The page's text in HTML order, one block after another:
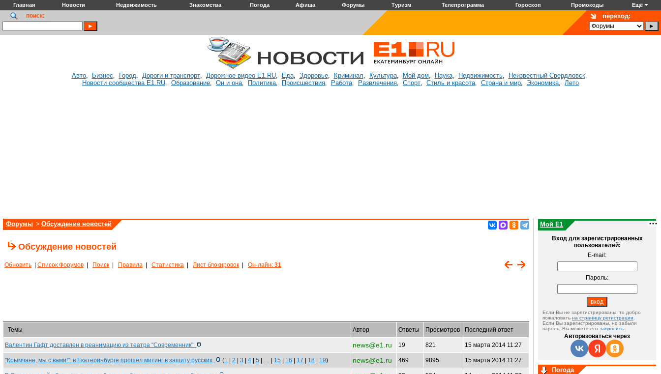
Главная Новости Недвижимость Знакомства Погода Афиша Форумы Туризм Телепрограмма Гороскоп Промокоды Ещё
поиск: переход:
Авто, Бизнес, Город, Дороги и транспорт, Дорожное видео E1.RU, Еда, Здоровье, Криминал, Культура, Мой дом, Наука, Недвижимость, Неизвестный Свердловск,
Новости сообщества E1.RU, Образование, Он и она, Политика, Происшествия, Работа, Развлечения, Спорт, Стиль и красота, Страна и мир, Экономика, Лето
Форумы > Обсуждение новостей
Обсуждение новостей
Обновить Список Форумов Поиск Правила Статистика Лист блокировок Он-лайн: 31
Темы Автор Ответы Просмотров Последний ответ
Валентин Гафт доставлен в реанимацию из театра "Современник" news@e1.ru 19 821 15 марта 2014 11:27
"Крымчане, мы с вами!": в Екатеринбурге прошёл митинг в защиту русских (1 2 3 4 5 | .... | 15 16 17 18 19) news@e1.ru 469 9895 15 марта 2014 11:27
Мой E1
Вход для зарегистрированных
пользователей:
E-mail:
Пароль:
Если Вы не зарегистрированы, то добро
пожаловать на страницу регистрации
Если Вы зарегистрированы, но забыли
пароль, Вы можете его запросить
Авторизоваться через
Погода